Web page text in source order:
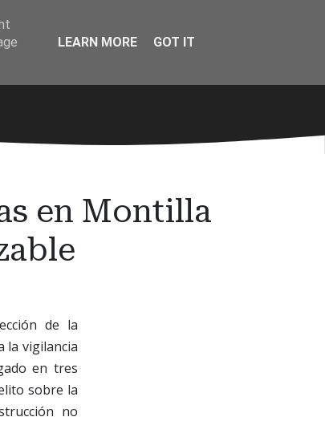
en Montilla
de la
la vigilancia
en tres
sobre la
no
LEARN MORE GOT IT